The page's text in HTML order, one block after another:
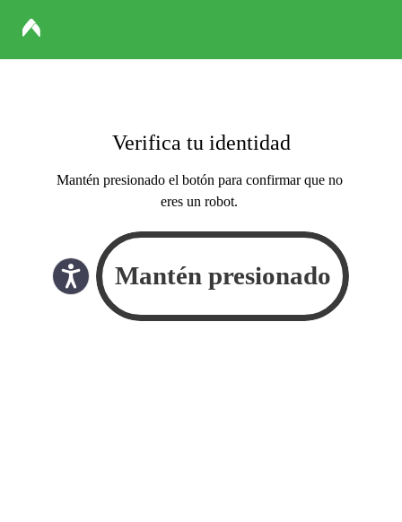
Verifica tu identidad
Mantén presionado el botón para confirmar que no
eres un robot.